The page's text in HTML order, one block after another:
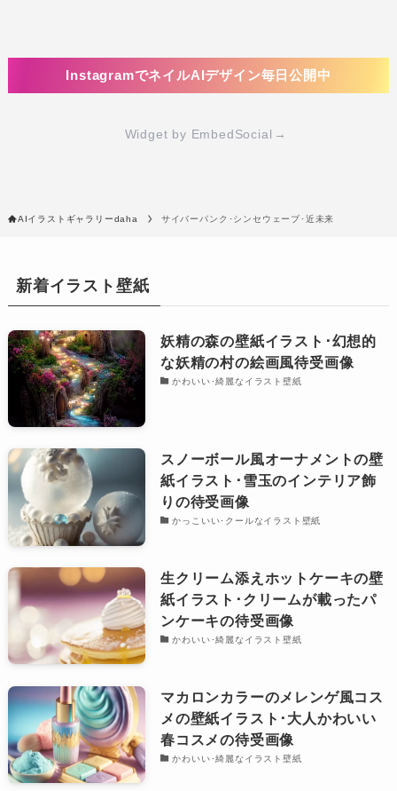
InstagramでネイルAIデザイン毎日公開中
Widget by EmbedSocial →
AIイラストギャラリーdaha サイバーパンク･シンセウェーブ･近未来
新着イラスト壁紙
妖精の森の壁紙イラスト･幻想的
な妖精の村の絵画風待受画像
かわいい･綺麗なイラスト壁紙
スノーボール風オーナメントの壁
紙イラスト･雪玉のインテリア飾
りの待受画像
かっこいい･クールなイラスト壁紙
生クリーム添えホットケーキの壁
紙イラスト･クリームが載ったパ
ンケーキの待受画像
かわいい･綺麗なイラスト壁紙
マカロンカラーのメレンゲ風コス
メの壁紙イラスト･大人かわいい
春コスメの待受画像
かわいい･綺麗なイラスト壁紙